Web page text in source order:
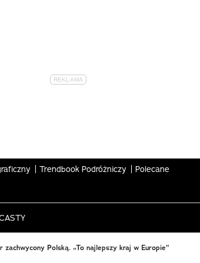
Trendbook Podróżniczy Polecane
zachwycony Polską. „To najlepszy kraj w Europie”